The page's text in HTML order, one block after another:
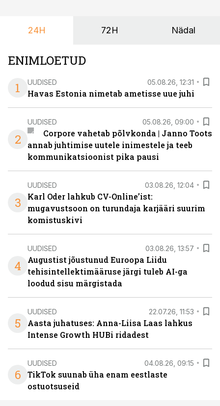
nendele vajadustele vastanud uuendusega, mis pakub
24H 72H Nädal
ENIMLOETUD
1
UUDISED 05.08.26, 12:31
Havas Estonia nimetab ametisse uue juhi
2
UUDISED 05.08.26, 09:00
Corpore vahetab põlvkonda | Janno Toots
annab juhtimise uutele inimestele ja teeb
kommunikatsioonist pika pausi
3
UUDISED 03.08.26, 12:04
Karl Oder lahkub CV-Online’ist:
mugavustsoon on turundaja karjääri suurim
komistuskivi
4
UUDISED 03.08.26, 13:57
Augustist jõustunud Euroopa Liidu
tehisintellektimääruse järgi tuleb AI-ga
loodud sisu märgistada
5
UUDISED 22.07.26, 11:53
Aasta juhatuses: Anna-Liisa Laas lahkus
Intense Growth HUBi ridadest
6
UUDISED 04.08.26, 09:15
TikTok suunab üha enam eestlaste
ostuotsuseid